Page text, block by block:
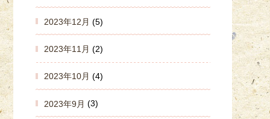
2023年12月 (5)
2023年11月 (2)
2023年10月 (4)
2023年9月 (3)